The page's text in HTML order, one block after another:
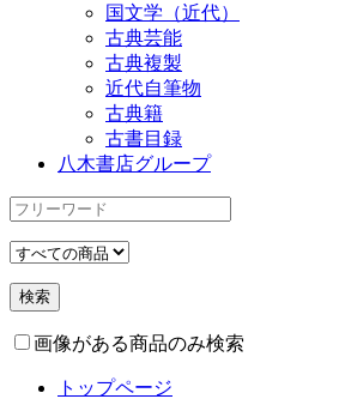
国文学（近代）
古典芸能
古典複製
近代自筆物
古典籍
古書目録
八木書店グループ
画像がある商品のみ検索
トップページ